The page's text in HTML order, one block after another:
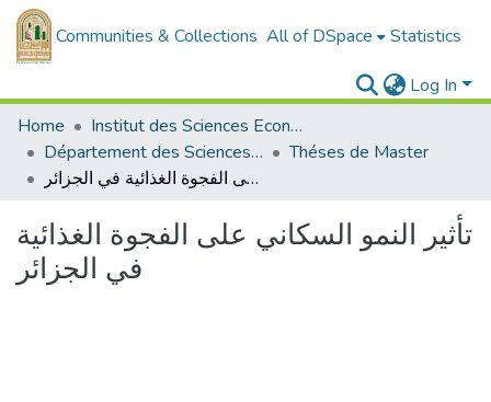
Communities & Collections All of DSpace Statistics
Log In
Home
Institut des Sciences Economiques, Commerciales et des Sciences de Gestion
Département des Sciences Economiques
Théses de Master
تأثير النمو السكاني على الفجوة الغذائية في الجزائر
تأثير النمو السكاني على الفجوة الغذائية
في الجزائر